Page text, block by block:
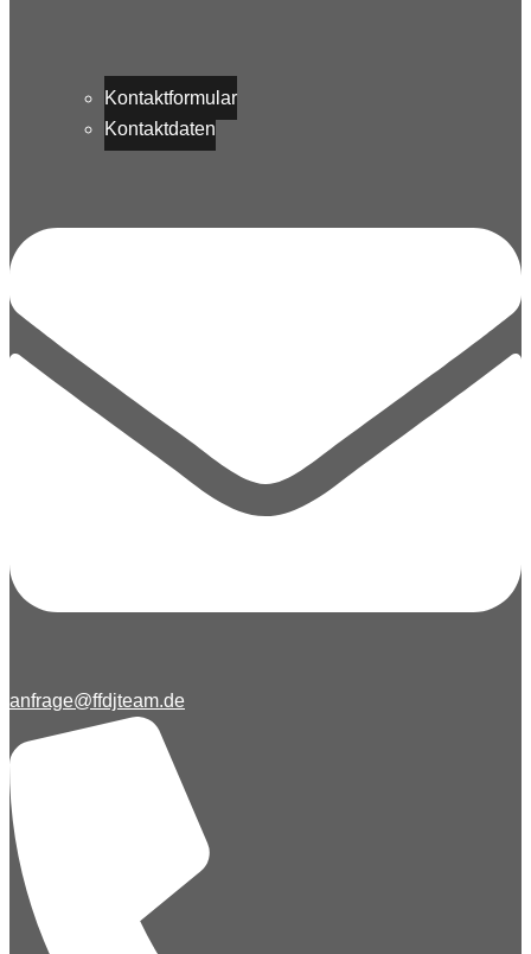
Kontaktformular
Kontaktdaten
anfrage@ffdjteam.de